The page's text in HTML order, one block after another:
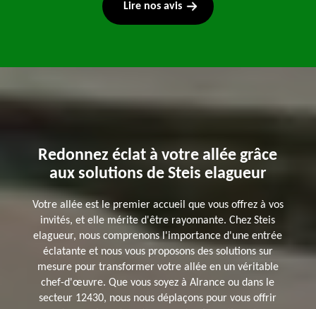
Lire nos avis
Redonnez éclat à votre allée grâce
aux solutions de Steis elagueur
Votre allée est le premier accueil que vous offrez à vos
invités, et elle mérite d'être rayonnante. Chez Steis
elagueur, nous comprenons l'importance d'une entrée
éclatante et nous vous proposons des solutions sur
mesure pour transformer votre allée en un véritable
chef-d'œuvre. Que vous soyez à Alrance ou dans le
secteur 12430, nous nous déplaçons pour vous offrir